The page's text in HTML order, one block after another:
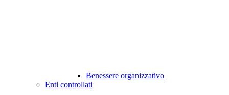
Benessere organizzativo
Enti controllati